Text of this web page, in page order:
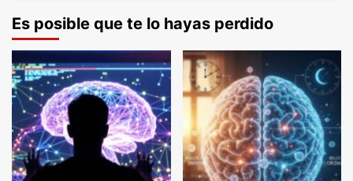
Es posible que te lo hayas perdido